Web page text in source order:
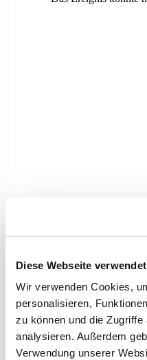
Diese Webseite
Wir verwenden Cookies,
personalisieren,
zu können und die
analysieren. Außerdem
Verwendung unserer
Dies